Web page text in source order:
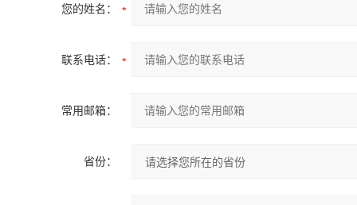
您的姓名：
联系电话：
常用邮箱：
省份：